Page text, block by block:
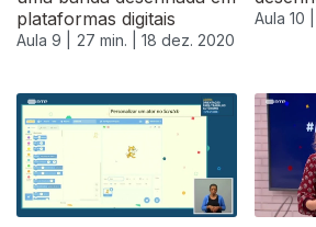
plataformas digitais
Aula 9 | 27 min. | 18 dez. 2020
Aula 10 |
519488